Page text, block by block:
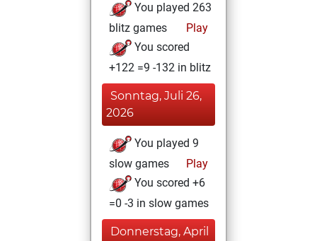
You played 263
blitz games
Play
You scored
+122 =9 -132 in blitz
Sonntag, Juli 26,
2026
You played 9
slow games
Play
You scored +6
=0 -3 in slow games
Donnerstag, April